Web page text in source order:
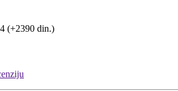
(+2390 din.)